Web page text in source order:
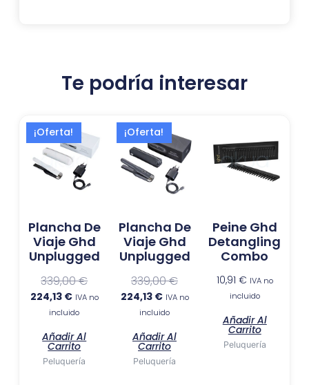
Te podría interesar
¡Oferta!
Plancha De
Viaje Ghd
Unplugged
339,00€
precio
original
339,00 €.
224,13 €
El
precio
actual
es:
224,13 €.
IVA no
incluido
Añadir Al
Carrito
Peluquería
¡Oferta!
Plancha De
Viaje Ghd
Unplugged
339,00€
precio
original
era:
339,00 €.
224,13 €
El
precio
actual
es:
224,13 €.
IVA no
incluido
Añadir Al
Carrito
Peluquería
Peine Ghd
Detangling
Combo
10,91 € IVA no
incluido
Añadir Al
Carrito
Peluquería